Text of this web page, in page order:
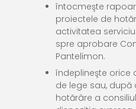
întocmeşte
proiectele de
activitatea
spre aprobare
Pantelimon.
îndeplineşte orice
de lege sau, după
hotărâre a